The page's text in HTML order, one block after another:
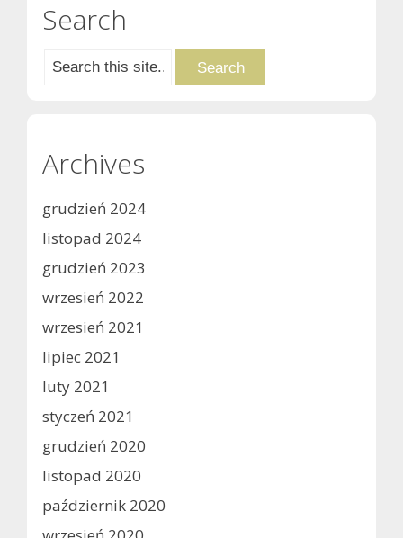
Search
Archives
grudzień 2024
listopad 2024
grudzień 2023
wrzesień 2022
wrzesień 2021
lipiec 2021
luty 2021
styczeń 2021
grudzień 2020
listopad 2020
październik 2020